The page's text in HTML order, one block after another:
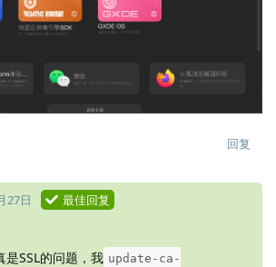
回复
27日 最佳回复
SSL的问题，我 update-ca-